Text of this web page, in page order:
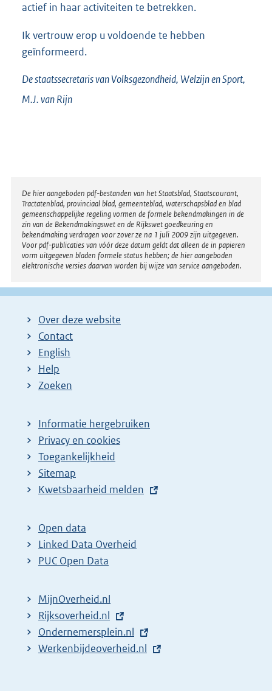
actief in haar activiteiten te betrekken.
Ik vertrouw erop u voldoende te hebben
geïnformeerd.
De staatssecretaris van Volksgezondheid, Welzijn en Sport,
M.J. vanRijn
Disclaimer
De hier aangeboden pdf-bestanden van het Staatsblad, Staatscourant,
Tractatenblad, provinciaal blad, gemeenteblad, waterschapsblad en blad
gemeenschappelijke regeling vormen de formele bekendmakingen in de
zin van de Bekendmakingswet en de Rijkswet goedkeuring en
bekendmaking verdragen voor zover ze na 1 juli 2009 zijn uitgegeven.
Voor pdf-publicaties van vóór deze datum geldt dat alleen de in papieren
vorm uitgegeven bladen formele status hebben; de hier aangeboden
elektronische versies daarvan worden bij wijze van service aangeboden.
Over deze website
Contact
English
Help
Zoeken
Informatie hergebruiken
Privacy en cookies
Toegankelijkheid
Sitemap
E
t
e
r
l
i
n
k
Kwetsbaarheid melden
Open data
Linked Data Overheid
PUC Open Data
MijnOverheid.nl
E
x
t
Rijksoverheid.nl
E
x
Ondernemersplein.nl
E
Werkenbijdeoverheid.nl